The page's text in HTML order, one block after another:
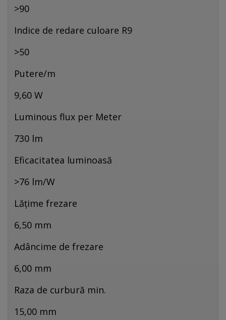
>90
Indice de redare culoare R9
>50
Putere/m
9,60 W
Luminous flux per Meter
730 lm
Eficacitatea luminoasă
>76 lm/W
Lățime frezare
6,50 mm
Adâncime de frezare
6,00 mm
Raza de curbură min.
15,00 mm